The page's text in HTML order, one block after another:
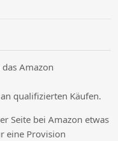
Amazon
qualifizierten Käufen.
Seite bei Amazon etwas
eine Provision